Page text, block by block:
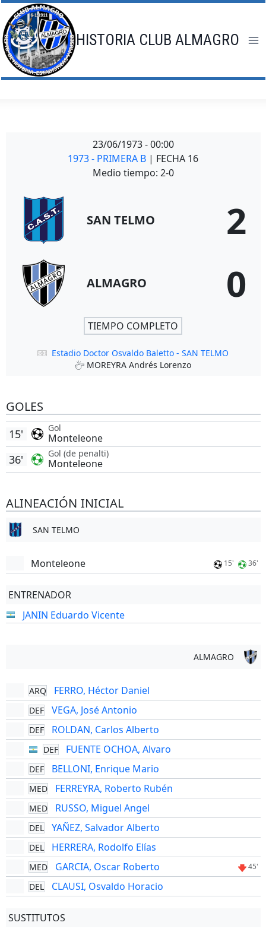
Saltar
al
contenido
HISTORIA CLUB ALMAGRO
23/06/1973 - 00:00
1973 - PRIMERA B | FECHA 16
Medio tiempo: 2-0
SAN TELMO 2
ALMAGRO 0
TIEMPO COMPLETO
Estadio Doctor Osvaldo Baletto - SAN TELMO
MOREYRA Andrés Lorenzo
GOLES
Gol
Monteleone
15'
Gol (de penalti)
Monteleone
36'
ALINEACIÓN INICIAL
SAN TELMO
Monteleone 15' 36'
ENTRENADOR
JANIN Eduardo Vicente
ALMAGRO
ARQ FERRO, Héctor Daniel
DEF VEGA, José Antonio
DEF ROLDAN, Carlos Alberto
DEF FUENTE OCHOA, Alvaro
DEF BELLONI, Enrique Mario
MED FERREYRA, Roberto Rubén
MED RUSSO, Miguel Angel
DEL YAÑEZ, Salvador Alberto
DEL HERRERA, Rodolfo Elías
MED GARCIA, Oscar Roberto 45'
DEL CLAUSI, Osvaldo Horacio
SUSTITUTOS